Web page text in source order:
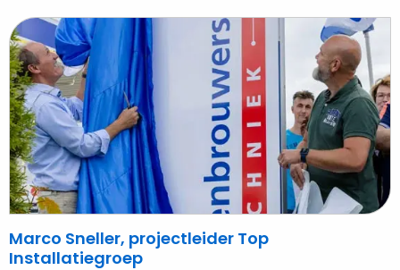
Lees
meer
over
Marco
Sneller,
projectleider
Top
Installatiegroep
Marco Sneller, projectleider Top
Installatiegroep